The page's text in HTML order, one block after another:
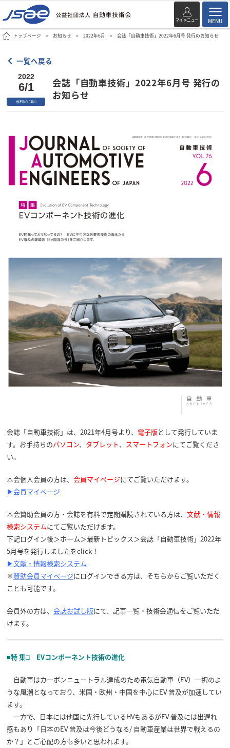
マイメニュー MENU
トップページ お知らせ 2022年6月 会誌「自動車技術」2022年6月号 発行のお知らせ
一覧へ戻る
会誌「自動車技術」2022年6月号 発行の
お知らせ
2022
6/1
出版物のご案内
会誌「自動車技術」は、2021年4月号より、 電子版として発行していま
す。お手持ちのパソコン、 タブレット、 スマートフォンにてご覧くださ
い。
本会個人会員の方は、 会員マイページにてご覧いただけます。
▶会員マイページ
本会賛助会員の方・会誌を有料で定期購読されている方は、 文献・情報
検索システムにてご覧いただけます。
下記ログイン後＞ホーム＞最新トピックス＞会誌「自動車技術」2022年
5月号を発行しましたをclick！
▶文献・情報検索システム
※賛助会員マイページにログインできる方は、そちらからご覧いただく
ことも可能です。
会員外の方は、 会誌お試し版にて、記事一覧・技術会通信をご覧いただ
けます。
■特 集□ EVコンポーネント技術の進化
自動車はカーボンニュートラル達成のため電気自動車（EV）一択のよ
うな風潮となっており、米国・欧州・中国を中心にEV 普及が加速してい
ます。
一方で、日本には他国に先行しているHVもあるがEV 普及には出遅れ
感もあり「日本のEV 普及は今後どうなる/ 自動車産業は世界で戦えるの
か？」とご心配の方も多いと思われます。